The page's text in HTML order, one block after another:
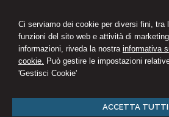
Ci serviamo dei cookie per diversi fini, tra
funzioni del sito web e attività di
informazioni, riveda la nostra informativa
cookie. Può gestire le impostazioni
'Gestisci Cookie'
ACCETTA TUTTI